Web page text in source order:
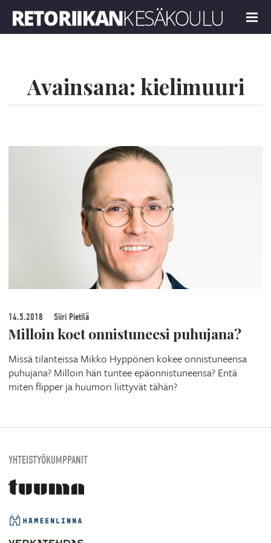
MENU
Avainsana: kielimuuri
14.5.2018 Siiri Pietilä
Milloin koet onnistuneesi puhujana?
Missä tilanteissa Mikko Hyppönen kokee onnistuneensa
puhujana? Milloin hän tuntee epäonnistuneensa? Entä
miten flipper ja huumori liittyvät tähän?
YHTEISTYÖKUMPPANIT